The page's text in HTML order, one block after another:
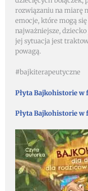
rozwiązaniu na miarę
emocje, które mogą
najważniejsze,
jej sytuacja jest
powagą.
#bajkiterapeutyczne
Płyta Bajkohistorie w
Płyta Bajkohistorie w